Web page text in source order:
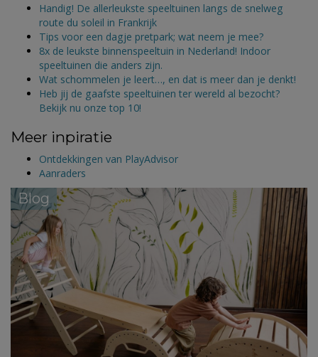
Handig! De allerleukste speeltuinen langs de snelweg
route du soleil in Frankrijk
Tips voor een dagje pretpark; wat neem je mee?
8x de leukste binnenspeeltuin in Nederland! Indoor
speeltuinen die anders zijn.
Wat schommelen je leert…, en dat is meer dan je denkt!
Heb jij de gaafste speeltuinen ter wereld al bezocht?
Bekijk nu onze top 10!
Meer inpiratie
Ontdekkingen van PlayAdvisor
Aanraders
Blog